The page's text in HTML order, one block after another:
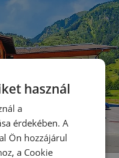
használ
a
érdekében. A
Ön hozzájárul
a Cookie